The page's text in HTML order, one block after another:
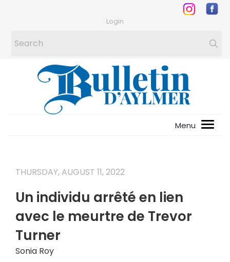
Login
THURSDAY, AUGUST 11, 2022
Un individu arrêté en lien
avec le meurtre de Trevor
Turner
Sonia Roy